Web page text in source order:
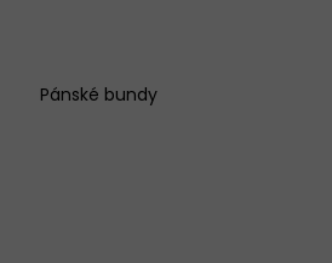
Pánské bundy